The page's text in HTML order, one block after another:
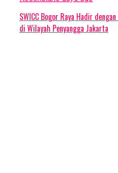
SWICC Bogor Raya Hadir
di Wilayah Penyangga Jakarta